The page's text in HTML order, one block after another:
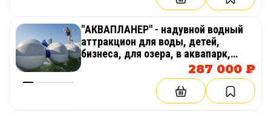
"АКВАПЛАНЕР" - надувной водный
аттракцион для воды, детей,
бизнеса, для озера, в аквапарк,
287 000 ₽